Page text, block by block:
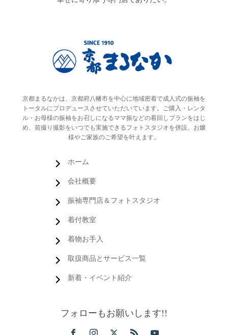
京都まるなかは、京都府八幡市を中心に地域密着で成人式の振袖を
トータルにプロデュースさせていただいています。ご購入・レンタ
ル・お母様の振袖をお召しになるママ振などの着回しプランをはじ
め、前撮り撮影をいつでも実施できるフォトスタジオを併設。お嬢
様やご家族のご希望を叶えます。
ホーム
会社概要
振袖専門店＆フォトスタジオ
着付教室
着物お手入
取扱商品とサービス一覧
新着・イベント紹介
フォローもお願いします!!